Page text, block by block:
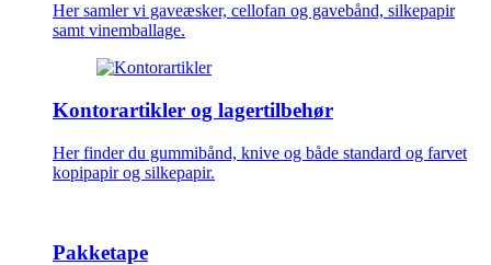
Her samler vi gaveæsker, cellofan og gavebånd, silkepapir
samt vinemballage.
Kontorartikler og lagertilbehør
Her finder du gummibånd, knive og både standard og farvet
kopipapir og silkepapir.
Pakketape